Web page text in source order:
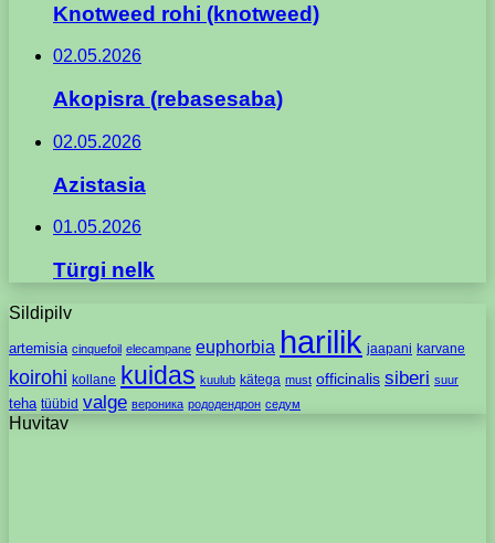
Knotweed rohi (knotweed)
02.05.2026
Akopisra (rebasesaba)
02.05.2026
Azistasia
01.05.2026
Türgi nelk
Sildipilv
artemisia cinquefoil elecampane euphorbia harilik jaapani karvane
koirohi kollane kuidas kuulub kätega must officinalis siberi suur
teha tüübid valge вероника рододендрон седум
Huvitav